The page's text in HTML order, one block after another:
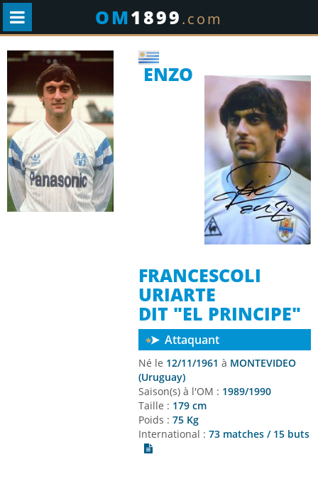
OM1899.com
ENZO
FRANCESCOLI
URIARTE
DIT "EL PRINCIPE"
Attaquant
Né le 12/11/1961 à MONTEVIDEO
(Uruguay)
Saison(s) à l'OM : 1989/1990
Taille : 179 cm
Poids : 75 Kg
International : 73 matches / 15 buts